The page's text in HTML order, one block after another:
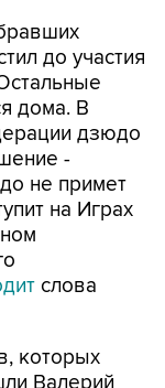
до участия
дома. В
дзюдо
-
не примет
на Играх
слова
которых